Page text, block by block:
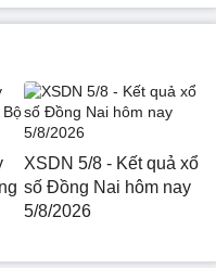
XSDN 5/8 - Kết quả xổ
số Đồng Nai hôm nay
5/8/2026